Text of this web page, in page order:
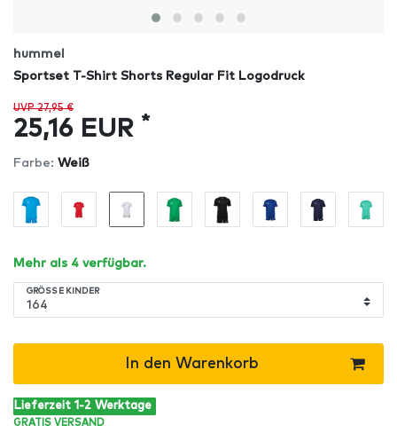
hummel
Sportset T-Shirt Shorts Regular Fit Logodruck
UVP 27,95 €
25,16 EUR *
Farbe: Weiß
Mehr als 4 verfügbar.
GRÖSSE KINDER
In den Warenkorb
Lieferzeit 1-2 Werktage
GRATIS VERSAND